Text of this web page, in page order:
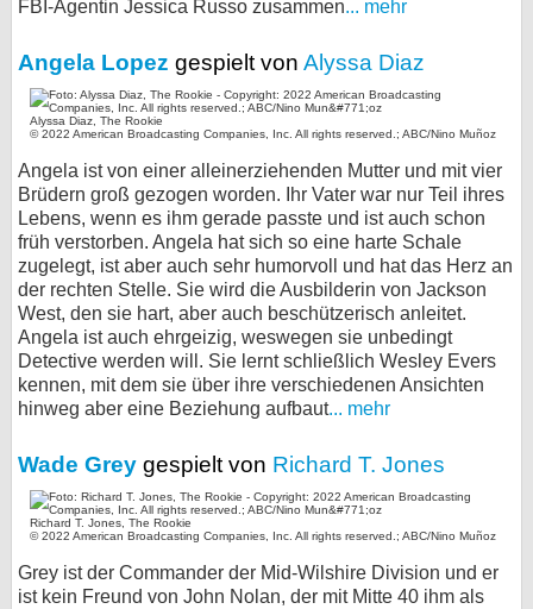
FBI-Agentin Jessica Russo zusammen... mehr
Angela Lopez gespielt von Alyssa Diaz
Alyssa Diaz, The Rookie
© 2022 American Broadcasting Companies, Inc. All rights reserved.; ABC/Nino Muñoz
Angela ist von einer alleinerziehenden Mutter und mit vier
Brüdern groß gezogen worden. Ihr Vater war nur Teil ihres
Lebens, wenn es ihm gerade passte und ist auch schon
früh verstorben. Angela hat sich so eine harte Schale
zugelegt, ist aber auch sehr humorvoll und hat das Herz an
der rechten Stelle. Sie wird die Ausbilderin von Jackson
West, den sie hart, aber auch beschützerisch anleitet.
Angela ist auch ehrgeizig, weswegen sie unbedingt
Detective werden will. Sie lernt schließlich Wesley Evers
kennen, mit dem sie über ihre verschiedenen Ansichten
hinweg aber eine Beziehung aufbaut... mehr
Wade Grey gespielt von Richard T. Jones
Richard T. Jones, The Rookie
© 2022 American Broadcasting Companies, Inc. All rights reserved.; ABC/Nino Muñoz
Grey ist der Commander der Mid-Wilshire Division und er
ist kein Freund von John Nolan, der mit Mitte 40 ihm als